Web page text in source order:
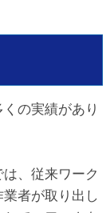
の実績があり
、従来ワーク
者が取り出し